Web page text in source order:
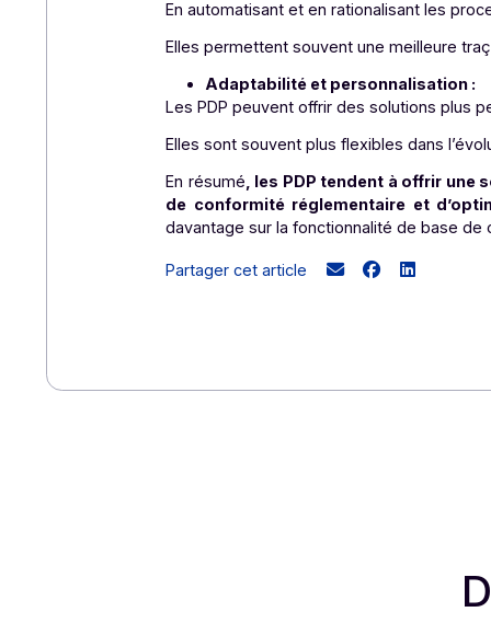
La sécurité des données est
Intégration avec les
Les PDP permettent une
comptabilité.
Cette intégration facilite la transition
Optimisation des processus
En automatisant et en rationalisant